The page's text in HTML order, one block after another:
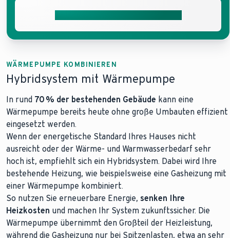
WÄRMEPUMPE KOMBINIEREN
Hybridsystem mit Wärmepumpe
In rund 70 % der bestehenden Gebäude kann eine
Wärmepumpe bereits heute ohne große Umbauten effizient
eingesetzt werden.
Wenn der energetische Standard Ihres Hauses nicht
ausreicht oder der Wärme- und Warmwasserbedarf sehr
hoch ist, empfiehlt sich ein Hybridsystem. Dabei wird Ihre
bestehende Heizung, wie beispielsweise eine Gasheizung mit
einer Wärmepumpe kombiniert.
So nutzen Sie erneuerbare Energie, senken Ihre
Heizkosten und machen Ihr System zukunftssicher. Die
Wärmepumpe übernimmt den Großteil der Heizleistung,
während die Gasheizung nur bei Spitzenlasten, etwa an sehr